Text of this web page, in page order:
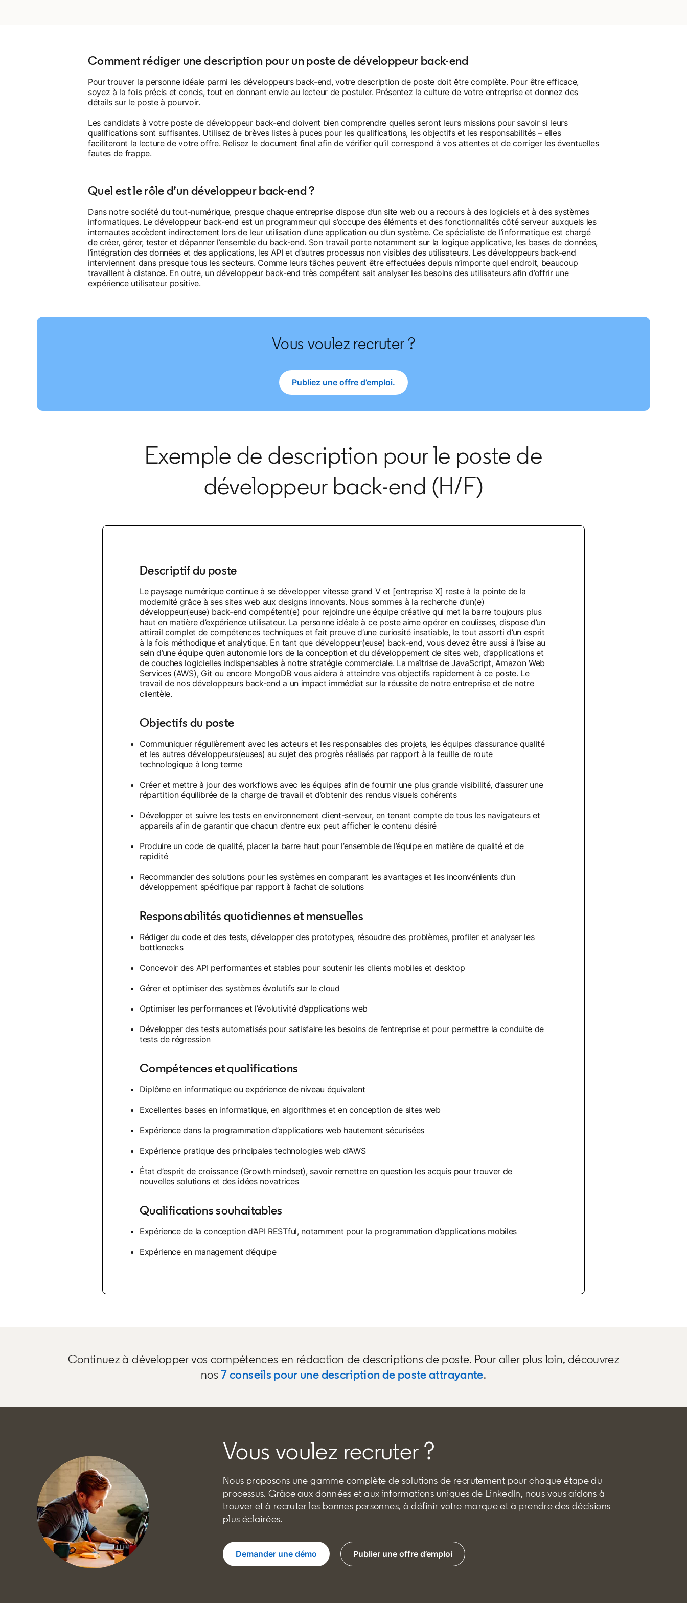
Comment rédiger une description pour un poste de développeur back-end
Pour trouver la personne idéale parmi les développeurs back-end, votre description de poste doit être complète. Pour être efficace,
soyez à la fois précis et concis, tout en donnant envie au lecteur de postuler. Présentez la culture de votre entreprise et donnez des
détails sur le poste à pourvoir.
Les candidats à votre poste de développeur back-end doivent bien comprendre quelles seront leurs missions pour savoir si leurs
qualifications sont suffisantes. Utilisez de brèves listes à puces pour les qualifications, les objectifs et les responsabilités – elles
faciliteront la lecture de votre offre. Relisez le document final afin de vérifier qu’il correspond à vos attentes et de corriger les éventuelles
fautes de frappe.
Quel est le rôle d’un développeur back-end ?
Dans notre société du tout-numérique, presque chaque entreprise dispose d’un site web ou a recours à des logiciels et à des systèmes
informatiques. Le développeur back-end est un programmeur qui s’occupe des éléments et des fonctionnalités côté serveur auxquels les
internautes accèdent indirectement lors de leur utilisation d’une application ou d’un système. Ce spécialiste de l’informatique est chargé
de créer, gérer, tester et dépanner l’ensemble du back-end. Son travail porte notamment sur la logique applicative, les bases de données,
l’intégration des données et des applications, les API et d’autres processus non visibles des utilisateurs. Les développeurs back-end
interviennent dans presque tous les secteurs. Comme leurs tâches peuvent être effectuées depuis n’importe quel endroit, beaucoup
travaillent à distance. En outre, un développeur back-end très compétent sait analyser les besoins des utilisateurs afin d’offrir une
expérience utilisateur positive.
Vous voulez recruter ?
Publiez une offre d’emploi.
opens in a new tab
Exemple de description pour le poste de
développeur back-end (H/F)
Descriptif du poste
Le paysage numérique continue à se développer vitesse grand V et [entreprise X] reste à la pointe de la
modernité grâce à ses sites web aux designs innovants. Nous sommes à la recherche d’un(e)
développeur(euse) back-end compétent(e) pour rejoindre une équipe créative qui met la barre toujours plus
haut en matière d’expérience utilisateur. La personne idéale à ce poste aime opérer en coulisses, dispose d’un
attirail complet de compétences techniques et fait preuve d’une curiosité insatiable, le tout assorti d’un esprit
à la fois méthodique et analytique. En tant que développeur(euse) back-end, vous devez être aussi à l’aise au
sein d’une équipe qu’en autonomie lors de la conception et du développement de sites web, d’applications et
de couches logicielles indispensables à notre stratégie commerciale. La maîtrise de JavaScript, Amazon Web
Services (AWS), Git ou encore MongoDB vous aidera à atteindre vos objectifs rapidement à ce poste. Le
travail de nos développeurs back-end a un impact immédiat sur la réussite de notre entreprise et de notre
clientèle.
Objectifs du poste
Communiquer régulièrement avec les acteurs et les responsables des projets, les équipes d’assurance qualité
et les autres développeurs(euses) au sujet des progrès réalisés par rapport à la feuille de route
technologique à long terme
Créer et mettre à jour des workflows avec les équipes afin de fournir une plus grande visibilité, d’assurer une
répartition équilibrée de la charge de travail et d’obtenir des rendus visuels cohérents
Développer et suivre les tests en environnement client-serveur, en tenant compte de tous les navigateurs et
appareils afin de garantir que chacun d’entre eux peut afficher le contenu désiré
Produire un code de qualité, placer la barre haut pour l’ensemble de l’équipe en matière de qualité et de
rapidité
Recommander des solutions pour les systèmes en comparant les avantages et les inconvénients d’un
développement spécifique par rapport à l’achat de solutions
Responsabilités quotidiennes et mensuelles
Rédiger du code et des tests, développer des prototypes, résoudre des problèmes, profiler et analyser les
bottlenecks
Concevoir des API performantes et stables pour soutenir les clients mobiles et desktop
Gérer et optimiser des systèmes évolutifs sur le cloud
Optimiser les performances et l’évolutivité d’applications web
Développer des tests automatisés pour satisfaire les besoins de l’entreprise et pour permettre la conduite de
tests de régression
Compétences et qualifications
Diplôme en informatique ou expérience de niveau équivalent
Excellentes bases en informatique, en algorithmes et en conception de sites web
Expérience dans la programmation d’applications web hautement sécurisées
Expérience pratique des principales technologies web d’AWS
État d’esprit de croissance (Growth mindset), savoir remettre en question les acquis pour trouver de
nouvelles solutions et des idées novatrices
Qualifications souhaitables
Expérience de la conception d’API RESTful, notamment pour la programmation d’applications mobiles
Expérience en management d’équipe
Continuez à développer vos compétences en rédaction de descriptions de poste. Pour aller plus loin, découvrez
nos7 conseils pour une description de poste attrayante.
Vous voulez recruter ?
Nous proposons une gamme complète de solutions de recrutement pour chaque étape du
processus. Grâce aux données et aux informations uniques de LinkedIn, nous vous aidons à
trouver et à recruter les bonnes personnes, à définir votre marque et à prendre des décisions
plus éclairées.
Demander une démo Publier une offre d’emploi
opens in a new tab